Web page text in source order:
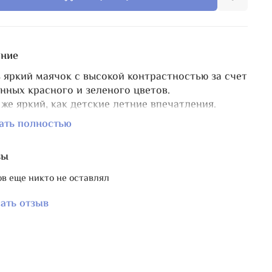
маячок с высокой контрастностью за счет
красного и зеленого цветов.
яркий, как детские летние впечатления.
потрясающие бусины лэмпворк - цветочная и
чешского стекла. Бусины лэмворк
работы и поэтому не абсолютно идентичны
полностью
еще никто не оставлял
отзыв